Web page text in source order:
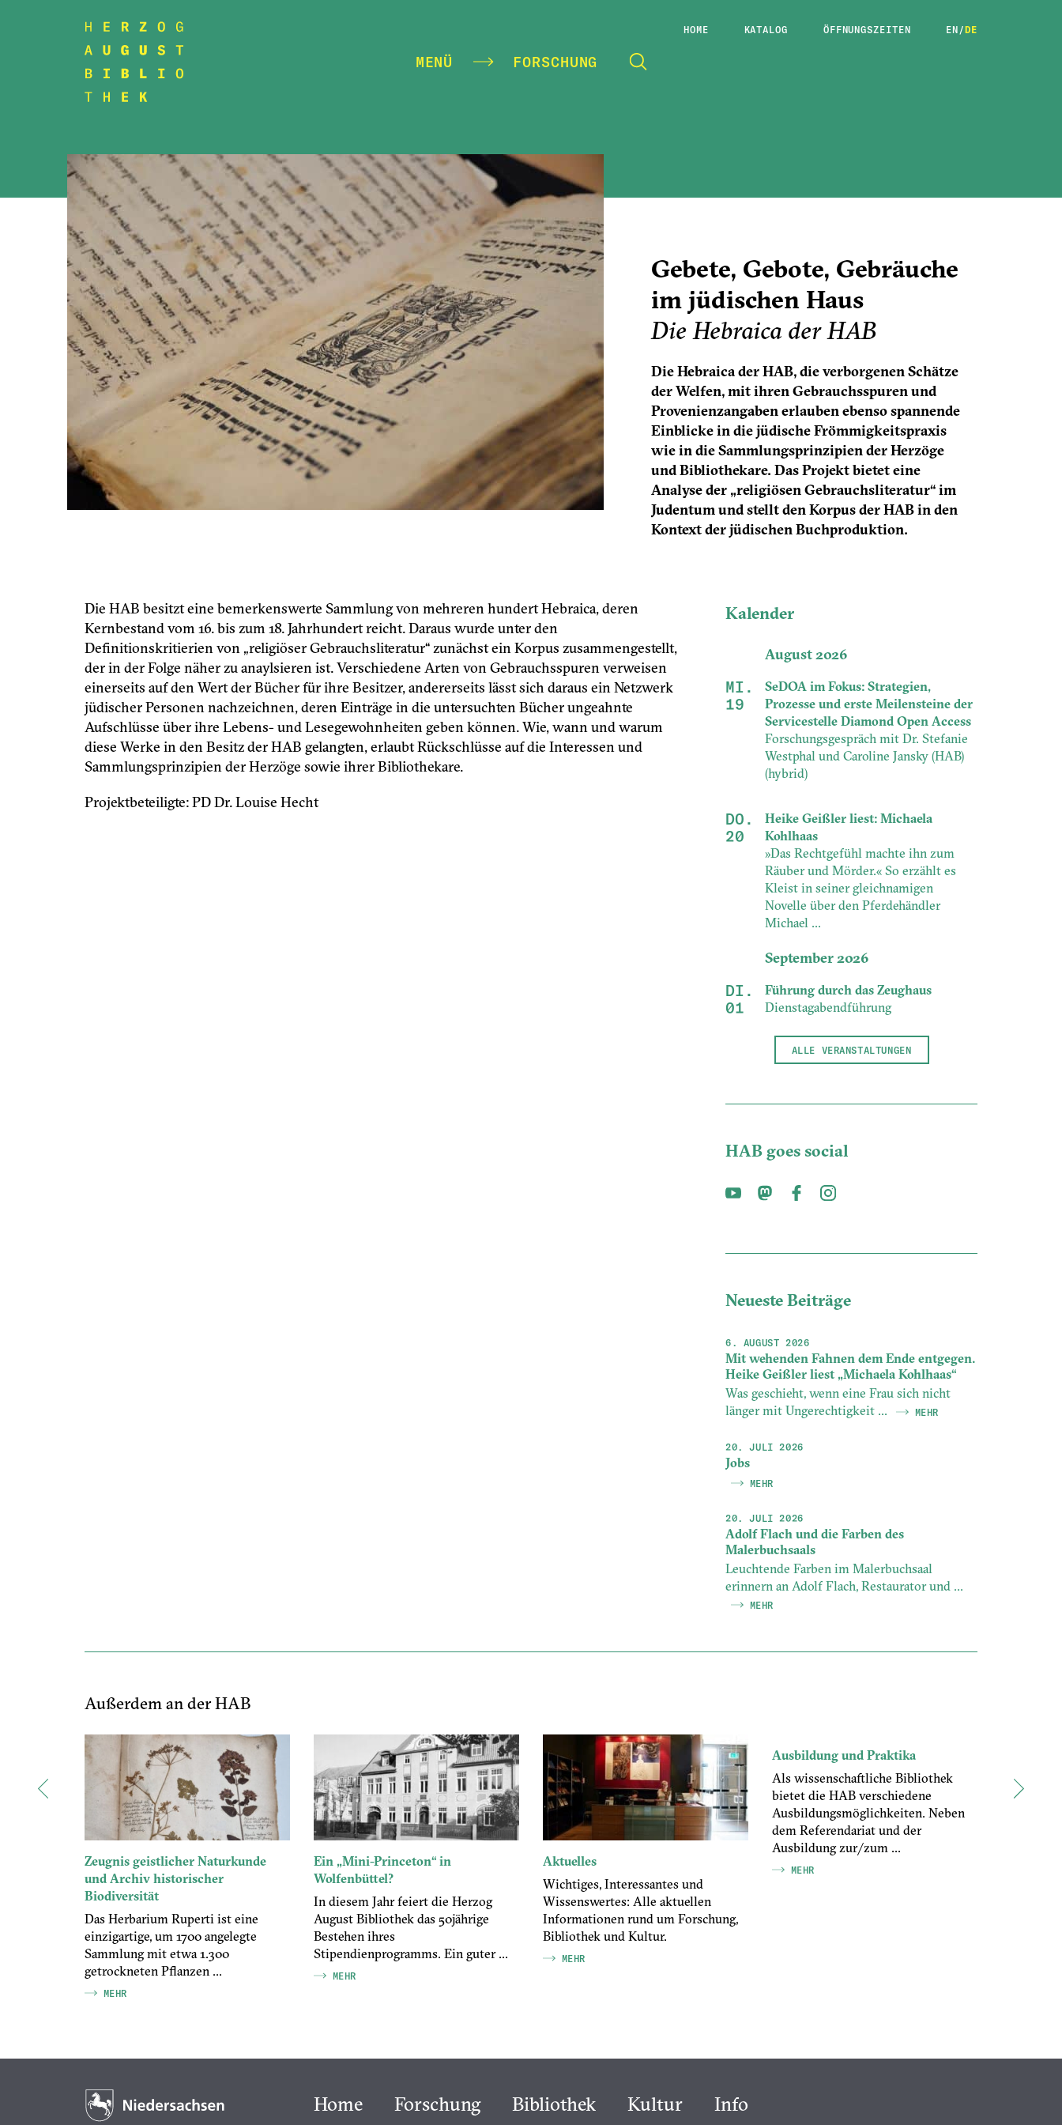
MENÜ FORSCHUNG
HOME KATALOG ÖFFNUNGSZEITEN EN /DE
Gebete, Gebote, Gebräuche
im jüdischen Haus
Die Hebraica der HAB
Die Hebraica der HAB, die verborgenen Schätze
der Welfen, mit ihren Gebrauchsspuren und
Provenienzangaben erlauben ebenso spannende
Einblicke in die jüdische Frömmigkeitspraxis
wie in die Sammlungsprinzipien der Herzöge
und Bibliothekare. Das Projekt bietet eine
Analyse der „religiösen Gebrauchsliteratur“ im
Judentum und stellt den Korpus der HAB in den
Kontext der jüdischen Buchproduktion.
Die HAB besitzt eine bemerkenswerte Sammlung von mehreren hundert Hebraica, deren
Kernbestand vom 16. bis zum 18. Jahrhundert reicht. Daraus wurde unter den
Definitionskritierien von „religiöser Gebrauchsliteratur“ zunächst ein Korpus zusammengestellt,
der in der Folge näher zu anaylsieren ist. Verschiedene Arten von Gebrauchsspuren verweisen
einerseits auf den Wert der Bücher für ihre Besitzer, andererseits lässt sich daraus ein Netzwerk
jüdischer Personen nachzeichnen, deren Einträge in die untersuchten Bücher ungeahnte
Aufschlüsse über ihre Lebens- und Lesegewohnheiten geben können. Wie, wann und warum
diese Werke in den Besitz der HAB gelangten, erlaubt Rückschlüsse auf die Interessen und
Sammlungsprinzipien der Herzöge sowie ihrer Bibliothekare.
Projektbeteiligte: PD Dr. Louise Hecht
Kalender
August 2026
MI.
19
SeDOA im Fokus: Strategien,
Prozesse und erste Meilensteine der
Servicestelle Diamond Open Access
Forschungsgespräch mit Dr. Stefanie
Westphal und Caroline Jansky (HAB)
(hybrid)
DO.
20
Heike Geißler liest: Michaela
Kohlhaas
»Das Rechtgefühl machte ihn zum
Räuber und Mörder.« So erzählt es
Kleist in seiner gleichnamigen
Novelle über den Pferdehändler
Michael ...
September 2026
DI.
01
Führung durch das Zeughaus
Dienstagabendführung
ALLE VERANSTALTUNGEN
HAB goes social
Neueste Beiträge
6. AUGUST 2026
Mit wehenden Fahnen dem Ende entgegen.
Heike Geißler liest „Michaela Kohlhaas“
Was geschieht, wenn eine Frau sich nicht
länger mit Ungerechtigkeit ...
MEHR
20. JULI 2026
Jobs
MEHR
20. JULI 2026
Adolf Flach und die Farben des
Malerbuchsaals
Leuchtende Farben im Malerbuchsaal
erinnern an Adolf Flach, Restaurator und ...
MEHR
Außerdem an der HAB
Zeugnis geistlicher Naturkunde
und Archiv historischer
Biodiversität
Das Herbarium Ruperti ist eine
einzigartige, um 1700 angelegte
Sammlung mit etwa 1.300
getrockneten Pflanzen ...
MEHR
Ein „Mini-Princeton“ in
Wolfenbüttel?
In diesem Jahr feiert die Herzog
August Bibliothek das 50jährige
Bestehen ihres
Stipendienprogramms. Ein guter ...
MEHR
Aktuelles
Wichtiges, Interessantes und
Wissenswertes: Alle aktuellen
Informationen rund um Forschung,
Bibliothek und Kultur.
MEHR
Ausbildung und Praktika
Als wissenschaftliche Bibliothek
bietet die HAB verschiedene
Ausbildungsmöglichkeiten. Neben
dem Referendariat und der
Ausbildung zur/zum ...
MEHR
Home Forschung Bibliothek Kultur Info